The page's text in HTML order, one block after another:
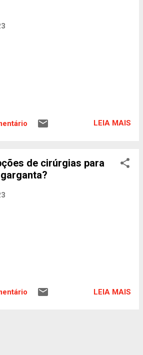
LEIA MAIS
de cirúrgias para
LEIA MAIS